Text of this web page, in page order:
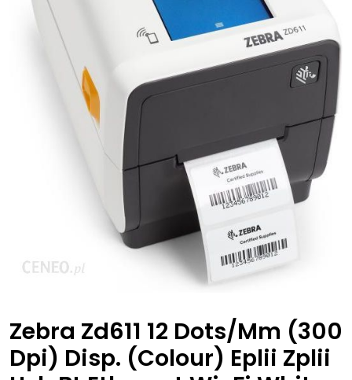
Zebra Zd611 12 Dots/Mm (300
Dpi) Disp. (Colour) Eplii Zplii